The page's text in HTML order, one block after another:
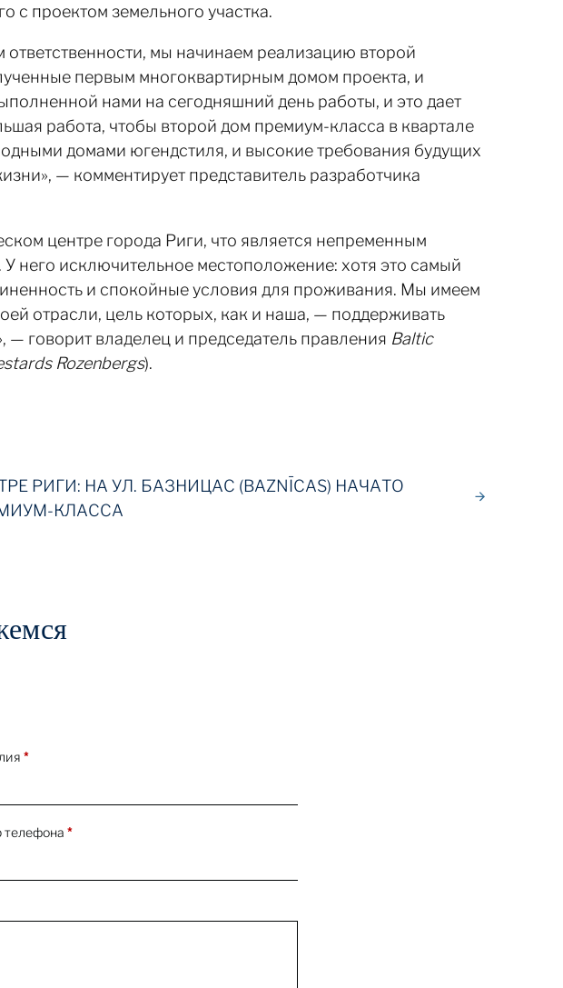
с проектом земельного участка.
мы начинаем реализацию второй
первым многоквартирным домом проекта, и
нами на сегодняшний день работы, и это дает
работа, чтобы второй дом премиум-класса в квартале
домами югендстиля, и высокие требования будущих
— комментирует представитель разработчика
центре города Риги, что является непременным
него исключительное местоположение: хотя это самый
и спокойные условия для проживания. Мы имеем
отрасли, цель которых, как и наша, — поддерживать
говорит владелец и председатель правления Baltic
Rozenbergs).
РИГИ: НА УЛ. БАЗНИЦАС (BAZNĪCAS) НАЧАТО
КЛАССА
*
телефона *